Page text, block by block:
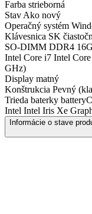
Farba strieborná
Stav Ako nový
Operačný systém
Klávesnica SK
SO-DIMM DDR4
Intel Core i7 Intel
GHz)
Display matný
Konštrukcia Pevný
Trieda baterky
Intel Intel Iris Xe
Informácie o stave